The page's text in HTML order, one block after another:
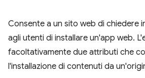
Consente a un sito web di chiedere
agli utenti di installare un'app web.
facoltativamente due attributi che
l'installazione di contenuti da